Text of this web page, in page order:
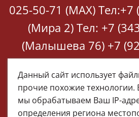
025-50-71 (MAX) Тел:+7
(Мира 2) Тел: +7
(Малышева 76) +7
(MAX)
Екатеринбург, ул. Мира 2
Малышева
Данный сайт использует
прочие похожие технологии.
мы обрабатываем Ваш IP-
определения региона